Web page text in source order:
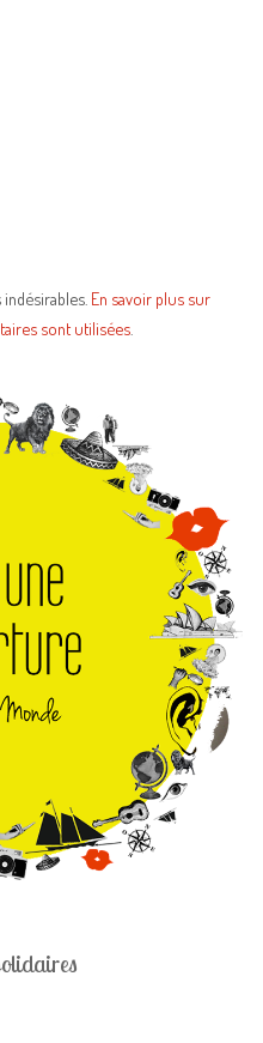
En savoir plus sur
sont utilisées